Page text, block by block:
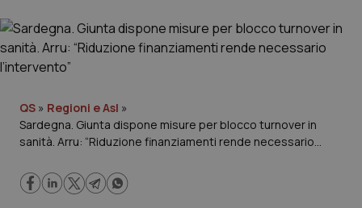
Cronache
Governo e Parlamento
Regioni e Asl
Lavoro e Professioni
QS » Regioni e Asl »
Sardegna. Giunta dispone misure per blocco turnover in
sanità. Arru: “Riduzione finanziamenti rende necessario